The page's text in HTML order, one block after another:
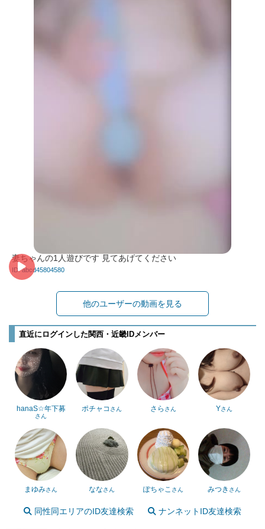
妻ちゃんの1人遊びです 見てあげてください
ID: abcd45804580
他のユーザーの動画を見る
直近にログインした関西・近畿IDメンバー
hanaS☆年下募
さん
ポチャコ さん さら さん Yさん
まゆみさん ななさん ぽちゃこ さん みつき さん
同性同エリアのID友達検索 ナンネットID友達検索